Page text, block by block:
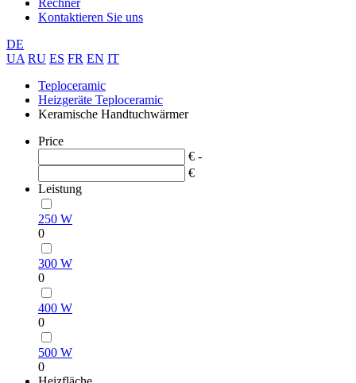
Rechner
Kontaktieren Sie uns
DE
UA RU ES FR EN IT
Teploceramic
Heizgeräte Teploceramic
Keramische Handtuchwärmer
Price
€ -
€
Leistung
250 W
0
300 W
0
400 W
0
500 W
0